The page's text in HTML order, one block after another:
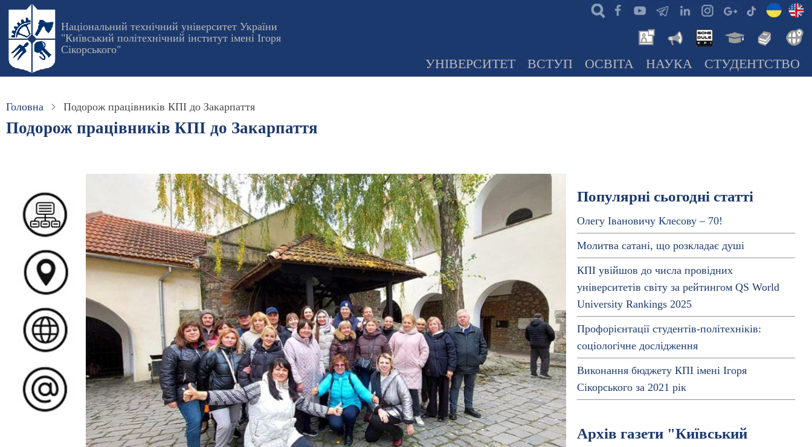
Перейти
основного
вмісту
Національний технічний університет України
"Київський політехнічний інститут імені Ігоря
Сікорського"
УНІВЕРСИТЕТ ВСТУП ОСВІТА НАУКА СТУДЕНТСТВО
Головна Подорож працівників КПІ до Закарпаття
Подорож працівників КПІ до Закарпаття
Популярні сьогодні статті
Олегу Івановичу Клесову – 70!
Молитва сатані, що розкладає душі
КПІ увійшов до числа провідних
університетів світу за рейтингом QS World
University Rankings 2025
Профорієнтації студентів-політехніків:
соціологічне дослідження
Виконання бюджету КПІ імені Ігоря
Сікорського за 2021 рік
Архів газети "Київський